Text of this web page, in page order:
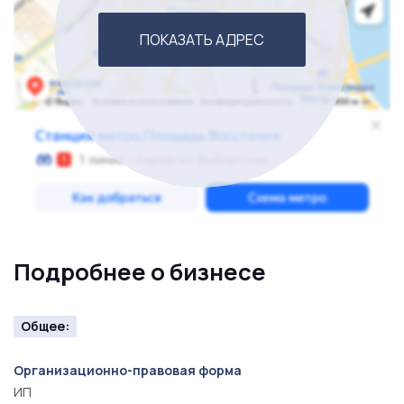
ПОКАЗАТЬ АДРЕС
Подробнее о бизнесе
Общее:
Организационно-правовая форма
ИП